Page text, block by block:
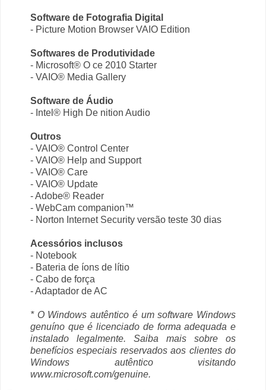
Software de Fotografia Digital
- Picture Motion Browser VAIO Edition
Softwares de Produtividade
- Microsoft® O ce 2010 Starter
- VAIO® Media Gallery
Software de Áudio
- Intel® High De nition Audio
Outros
- VAIO® Control Center
- VAIO® Help and Support
- VAIO® Care
- VAIO® Update
- Adobe® Reader
- WebCam companion™
- Norton Internet Security versão teste 30 dias
Acessórios inclusos
- Notebook
- Bateria de íons de lítio
- Cabo de força
- Adaptador de AC
* O Windows autêntico é um software Windows
genuíno que é licenciado de forma adequada e
instalado legalmente. Saiba mais sobre os
benefícios especiais reservados aos clientes do
Windows autêntico visitando
www.microsoft.com/genuine.